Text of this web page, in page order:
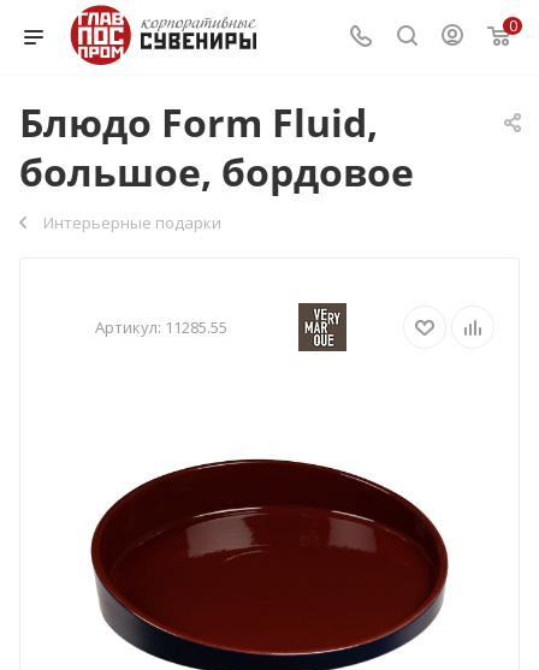
0
Блюдо Form Fluid,
большое, бордовое
Интерьерные подарки
Артикул: 11285.55